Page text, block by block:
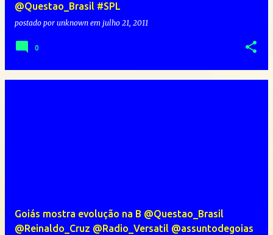
@Questao_Brasil #SPL
postado por unknown em julho 21, 2011
0
Goiás mostra evolução na B @Questao_Brasil
@Reinaldo_Cruz @Radio_Versatil @assuntodegoias